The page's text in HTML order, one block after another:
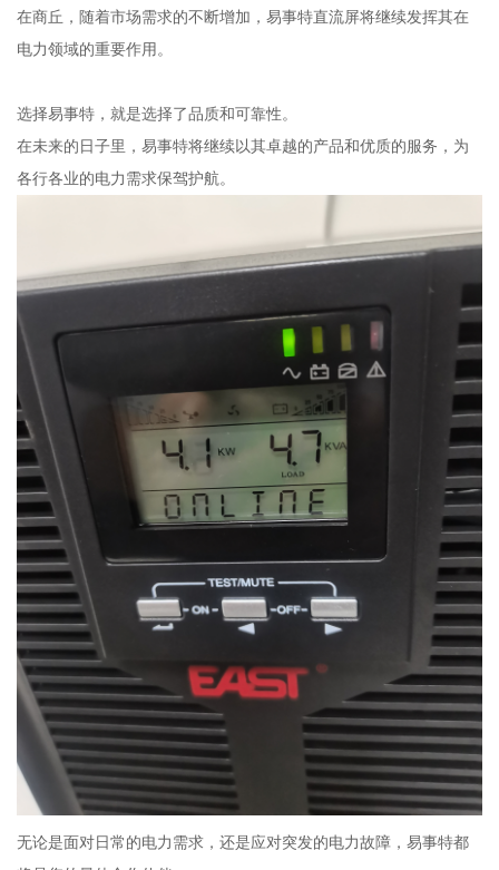
在商丘，随着市场需求的不断增加，易事特直流屏将继续发挥其在
电力领域的重要作用。
选择易事特，就是选择了品质和可靠性。
在未来的日子里，易事特将继续以其卓越的产品和优质的服务，为
各行各业的电力需求保驾护航。
无论是面对日常的电力需求，还是应对突发的电力故障，易事特都